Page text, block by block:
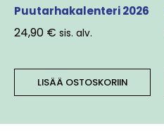
Puutarhakalenteri 2026
24,90 € sis. alv.
LISÄÄ OSTOSKORIIN